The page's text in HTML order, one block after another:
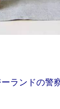
ランドの警